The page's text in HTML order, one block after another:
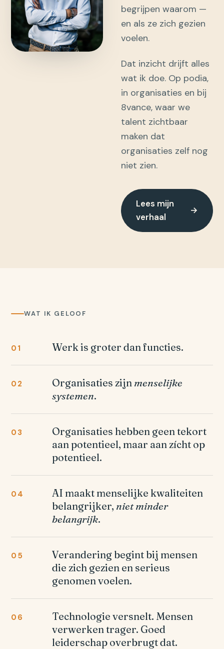
begrijpen waarom —
en als ze zich gezien
voelen.
Dat inzicht drijft alles
wat ik doe. Op podia,
in organisaties en bij
8vance, waar we
talent zichtbaar
maken dat
organisaties zelf nog
niet zien.
Lees mijn
verhaal
→
WAT IK GELOOF
01 Werk is groter dan functies.
02 Organisaties zijn menselijke
systemen.
03
Organisaties hebben geen tekort
aan potentieel, maar aan zícht op
potentieel.
04
AI maakt menselijke kwaliteiten
belangrijker, niet minder
belangrijk.
05
Verandering begint bij mensen
die zich gezien en serieus
genomen voelen.
06
Technologie versnelt. Mensen
verwerken trager. Goed
leiderschap overbrugt dat.